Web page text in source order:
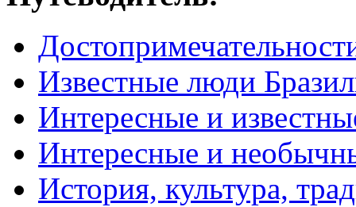
Известные люди
Интересные и
Интересные и
История, культура,